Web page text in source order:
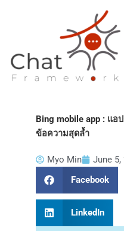
Bing mobile app : แอ
ข้อความสุดล้ำ
Myo Min
June 5,
Facebook
LinkedIn